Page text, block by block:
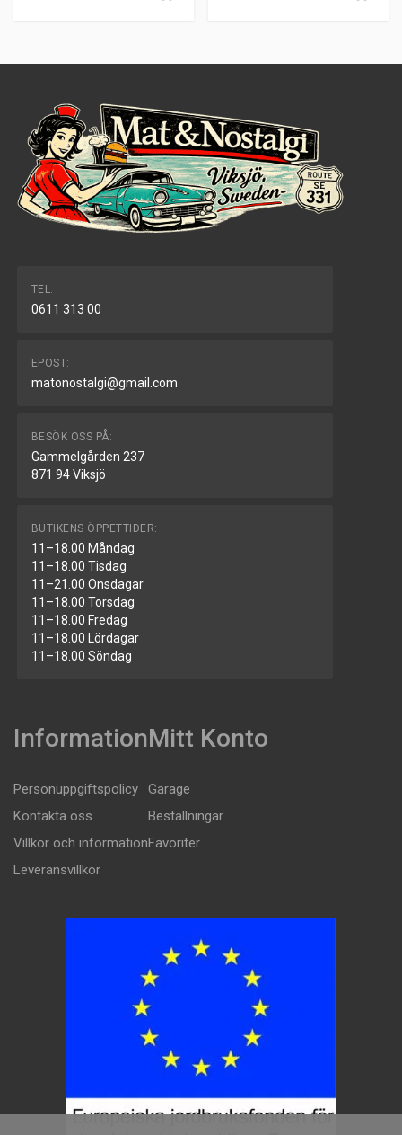
TEL.
0611 313 00
EPOST:
matonostalgi@gmail.com
BESÖK OSS PÅ:
Gammelgården 237
871 94 Viksjö
BUTIKENS ÖPPETTIDER:
11–18.00 Måndag
11–18.00 Tisdag
11–21.00 Onsdagar
11–18.00 Torsdag
11–18.00 Fredag
11–18.00 Lördagar
11–18.00 Söndag
Information
Personuppgiftspolicy
Kontakta oss
Villkor och information
Leveransvillkor
Mitt Konto
Garage
Beställningar
Favoriter